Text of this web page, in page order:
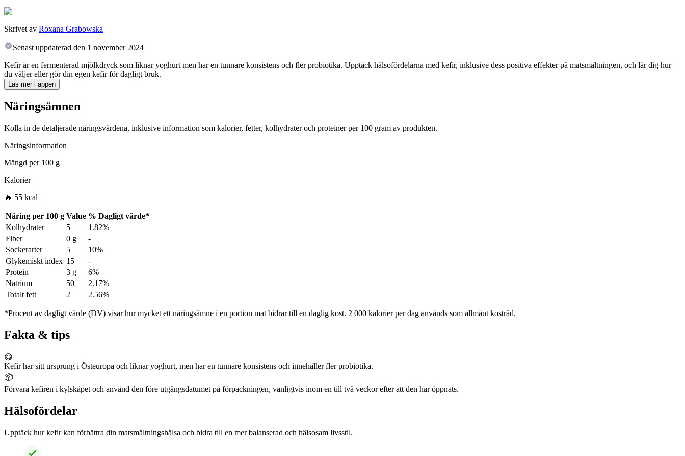
Skrivet av Roxana Grabowska
Senast uppdaterad den 1 november 2024
Kefir är en fermenterad mjölkdryck som liknar yoghurt men har en tunnare konsistens och fler probiotika. Upptäck hälsofördelarna med kefir, inklusive dess positiva effekter på matsmältningen, och lär dig hur
du väljer eller gör din egen kefir för dagligt bruk.
Läs mer i appen
Näringsämnen
Kolla in de detaljerade näringsvärdena, inklusive information som kalorier, fetter, kolhydrater och proteiner per 100 gram av produkten.
Näringsinformation
Mängd per100 g
Kalorier
🔥 55 kcal
Näring per 100 g Value % Dagligt värde*
Kolhydrater
5
1.82%
Fiber
0 g
-
Sockerarter
5
10%
Glykemiskt index 15
-
Protein
3 g
6%
Natrium
50
2.17%
Totalt fett
2 2.56%
*Procent av dagligt värde (DV) visar hur mycket ett näringsämne i en portion mat bidrar till en daglig kost. 2 000 kalorier per dag används som allmänt kostråd.
Fakta & tips
😋
Kefir har sitt ursprung i Östeuropa och liknar yoghurt, men har en tunnare konsistens och innehåller fler probiotika.
📦
Förvara kefiren i kylskåpet och använd den före utgångsdatumet på förpackningen, vanligtvis inom en till två veckor efter att den har öppnats.
Hälsofördelar
Upptäck hur kefir kan förbättra din matsmältningshälsa och bidra till en mer balanserad och hälsosam livsstil.